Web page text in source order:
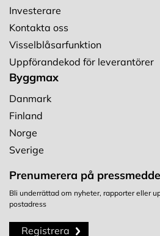
Investerare
Kontakta oss
Visselblåsarfunktion
Uppförandekod för leverantörer
Byggmax
Danmark
Finland
Norge
Sverige
Prenumerera på
Bli underrättad om nyheter, rapporter eller
postadress
Registrera